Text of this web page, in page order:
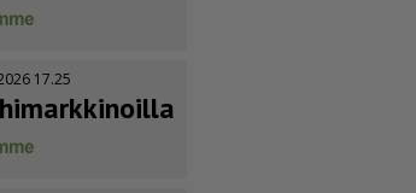
17.25